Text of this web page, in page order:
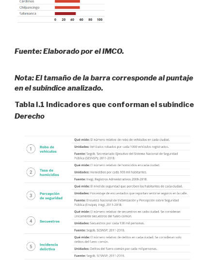
Fuente: Elaborado por el IMCO.
Nota: El tamaño de la barra corresponde al puntaje
en el subíndice analizado.
Tabla I.1 Indicadores que conforman el subíndice
Derecho